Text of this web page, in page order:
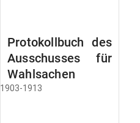
Protokollbuch des
Ausschusses für
Wahlsachen
1903-1913